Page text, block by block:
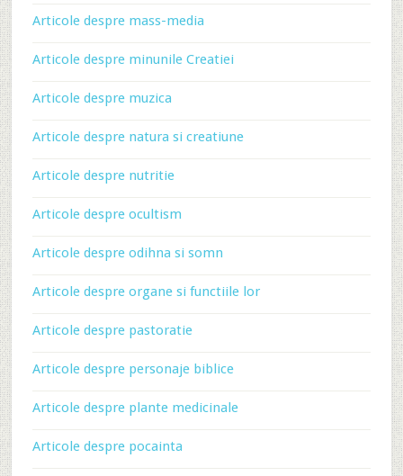
Articole despre mass-media
Articole despre minunile Creatiei
Articole despre muzica
Articole despre natura si creatiune
Articole despre nutritie
Articole despre ocultism
Articole despre odihna si somn
Articole despre organe si functiile lor
Articole despre pastoratie
Articole despre personaje biblice
Articole despre plante medicinale
Articole despre pocainta